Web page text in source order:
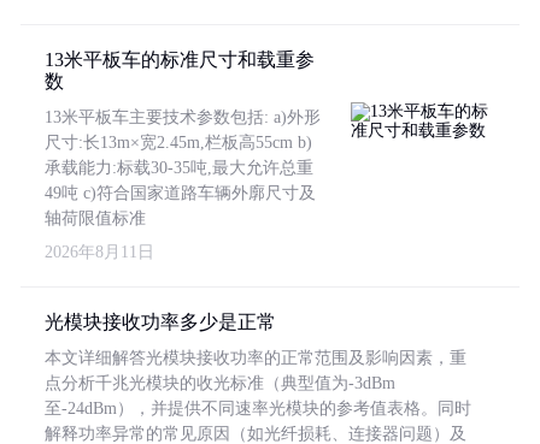
13米平板车的标准尺寸和载重参
数
13米平板车主要技术参数包括: a)外形
尺寸:长13m×宽2.45m,栏板高55cm b)
承载能力:标载30-35吨,最大允许总重
49吨 c)符合国家道路车辆外廓尺寸及
轴荷限值标准
2026年8月11日
光模块接收功率多少是正常
本文详细解答光模块接收功率的正常范围及影响因素，重
点分析千兆光模块的收光标准（典型值为-3dBm
至-24dBm），并提供不同速率光模块的参考值表格。同时
解释功率异常的常见原因（如光纤损耗、连接器问题）及